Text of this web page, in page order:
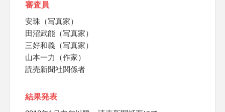
審査員
安珠（写真家）
田沼武能（写真家）
三好和義（写真家）
山本一力（作家）
読売新聞社関係者
結果発表